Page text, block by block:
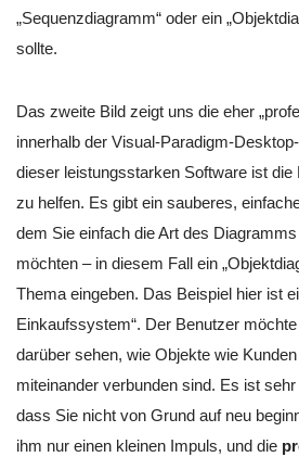
„Sequenzdiagramm“ oder ein
sollte.
Das zweite Bild zeigt uns die eher
innerhalb der Visual-Paradigm-
dieser leistungsstarken Software ist die
zu helfen. Es gibt ein sauberes,
dem Sie einfach die Art des
möchten – in diesem Fall ein
Thema eingeben. Das Beispiel hier ist
Einkaufssystem“. Der Benutzer
darüber sehen, wie Objekte wie
miteinander verbunden sind. Es ist
dass Sie nicht von Grund auf neu
ihm nur einen kleinen Impuls, und die